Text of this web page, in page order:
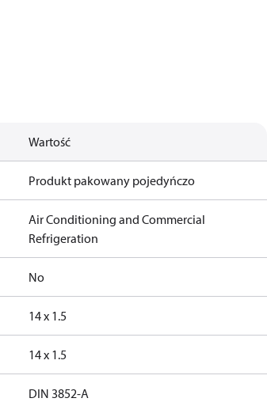
Wartość
Produkt pakowany pojedyńczo
Air Conditioning and Commercial
Refrigeration
No
14 x 1.5
14 x 1.5
DIN 3852-A